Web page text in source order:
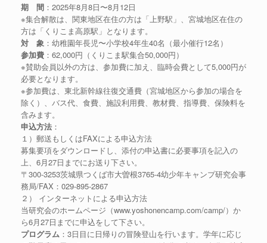
期 間 ：2025年8月8日〜8月12日
※集合解散は、関東地区在住の方は「上野駅」、宮城地区在住の
方は「くりこま高原駅」となります。
対 象 ：幼稚園年長児〜小学校4年生40名（最小催行12名）
参加費 ：62,000円（くりこま駅集合50,000円）
※賛助会員以外の方は、参加費に加え、臨時会費として5,000円が
必要となります。
※参加費は、東北新幹線往復交通費（宮城地区から参加の場合を
除く）、バス代、食費、施設利用費、教材費、指導費、保険料を
含みます。
申込方法 ：
１）郵送もしくはFAXによる申込方法
募集要項をダウンロードし、添付の申込書に必要事項を記入の
上、6月27日までにお送り下さい。
〒300-3253茨城県つくば市大曽根3765-4幼少年キャンプ研究会事
務局/FAX：029-895-2867
２） インターネットによる申込方法
当研究会のホームページ（www.yoshonencamp.com/camp/）か
ら6月27日までに申込をして下さい。
プログラム ：3日目に日帰りの冒険登山を行います。学年に応じ